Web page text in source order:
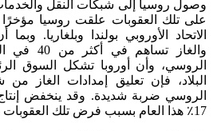
وصول روسيا إلى شبكات النقل والخدمات
على تلك العقوبات علقت روسيا مؤخرًا
الاتحاد الأوروبي بولندا وبلغاريا.
والغاز
الروسي، وأن أوروبا تشكل السوق
البلاد، فإن تعليق إمدادات الغاز
الروسي ضربة شديدة. وقد ينخفض
17٪ هذا العام بسبب فرض تلك العقوبات من الدول الغربية.